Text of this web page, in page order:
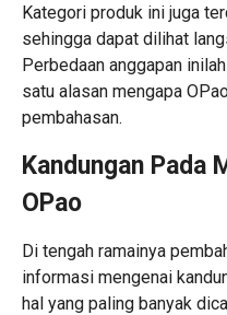
Kategori produk ini juga
sehingga dapat dilihat
Perbedaan anggapan
satu alasan mengapa
pembahasan.
Kandungan Pada
OPao
Di tengah ramainya
informasi mengenai
hal yang paling banyak